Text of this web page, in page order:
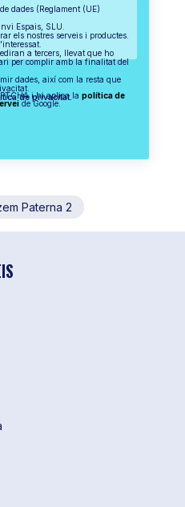
dades (Reglament (UE)
Espais, SLU.
els nostres serveis i productes.
a tercers, llevat que ho
per complir amb la finalitat del
dades, així com la resta que
de privacitat.
i hi aplica la política de
de Google.
Paterna 2